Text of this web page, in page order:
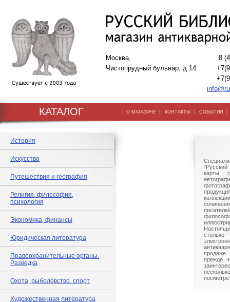
Москва,
Чистопрудный бульвар, д.14
8
КАТАЛОГ | О МАГАЗИНЕ | КОНТАКТЫ | СОБЫТИЯ
История
Искусство
Путешествия и география
Религия, философия,
психология
Экономика, финансы
Юридическая литература
Правоохранительные органы.
Разведка
Охота, рыболовство, спорт
Художественная литература
"Русский
карты,
столько
прежде